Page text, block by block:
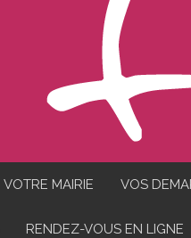
VOTRE MAIRIE VOS
RENDEZ-VOUS EN LIGNE